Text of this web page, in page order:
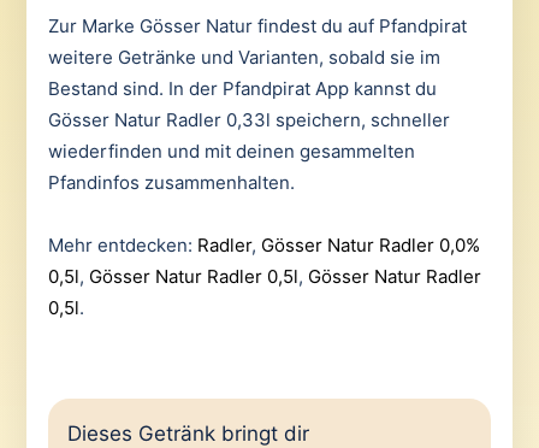
Zur Marke Gösser Natur findest du auf Pfandpirat
weitere Getränke und Varianten, sobald sie im
Bestand sind. In der Pfandpirat App kannst du
Gösser Natur Radler 0,33l speichern, schneller
wiederfinden und mit deinen gesammelten
Pfandinfos zusammenhalten.
Mehr entdecken: Radler, Gösser Natur Radler 0,0%
0,5l, Gösser Natur Radler 0,5l, Gösser Natur Radler
0,5l.
Dieses Getränk bringt dir